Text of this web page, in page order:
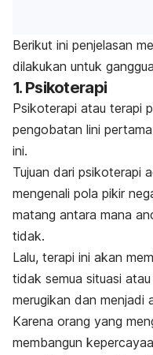
Berikut ini penjelasan
dilakukan untuk
1. Psikoterapi
Psikoterapi atau terapi
pengobatan lini
ini.
Tujuan dari psikoterapi
mengenali pola pikir
matang antara mana
tidak.
Lalu, terapi ini akan
tidak semua situasi
merugikan dan menjadi
Karena orang yang
membangun